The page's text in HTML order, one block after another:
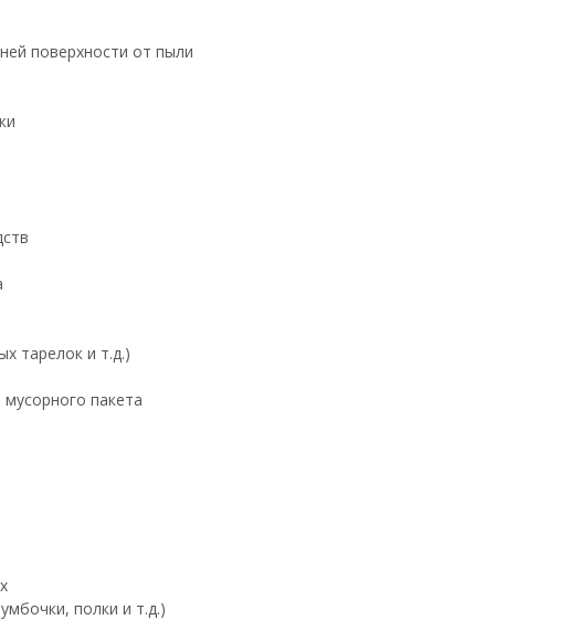
поверхности от пыли
тарелок и т.д.)
пакета
полки и т.д.)